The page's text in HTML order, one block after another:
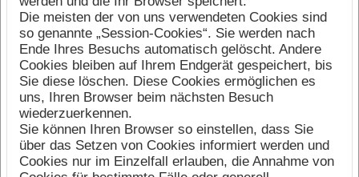
Die meisten der von uns verwendeten Cookies sind
so genannte „Session-Cookies“. Sie werden nach
Ende Ihres Besuchs automatisch gelöscht. Andere
Cookies bleiben auf Ihrem Endgerät gespeichert, bis
Sie diese löschen. Diese Cookies ermöglichen es
uns, Ihren Browser beim nächsten Besuch
wiederzuerkennen.
Sie können Ihren Browser so einstellen, dass Sie
über das Setzen von Cookies informiert werden und
Cookies nur im Einzelfall erlauben, die Annahme von